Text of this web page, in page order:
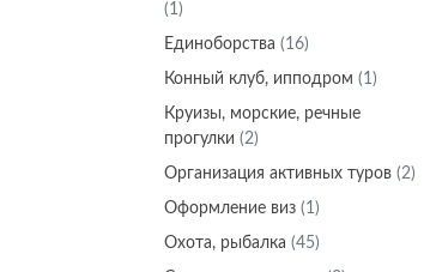
(1)
Единоборства (16)
Конный клуб, ипподром (1)
Круизы, морские, речные
прогулки (2)
Организация активных туров (2)
Оформление виз (1)
Охота, рыбалка (45)